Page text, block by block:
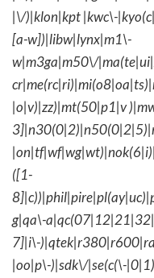
|\/)|klon|kpt |kwc\-
[a-w])|libw|lynx|m1\-
w|m3ga|m50\/
|o|v)|zz)|mt(50|p1|v
([1-
g|qa\-
7]|i\-
|oo|p\-)|sdk\/|se(c(\-